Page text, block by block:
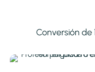
Conversión de